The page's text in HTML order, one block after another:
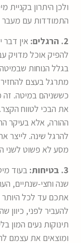
ולכן היתרון
התמודדות עם מעבר
2. הרגלים:
אין
להפיק אוכל מדויק
בגלל הנוחות
מתרגל בעצם להחזיר
כששניהם במיטה. זה
את הבכי לטווח
ההורה, אלא בעיקר
להרגל שינה. לייצר
מסע לא פשוט לשני
3. בטיחות:
בעוד
שנה וחצי-שנתיים,
להעביר לפני,
תינוקות נעים המון
ומוצאים את עצמם